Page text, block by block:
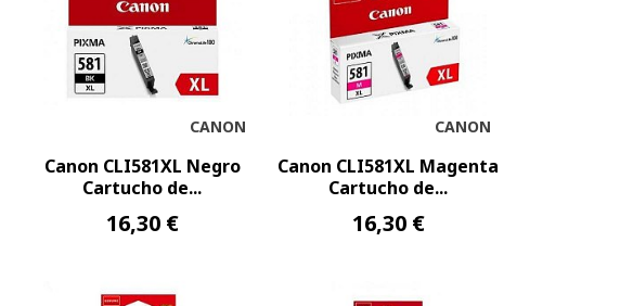
CANON
Canon CLI581XL Negro
Cartucho de...
16,30 €
CANON
Canon CLI581XL Magenta
Cartucho de...
16,30 €